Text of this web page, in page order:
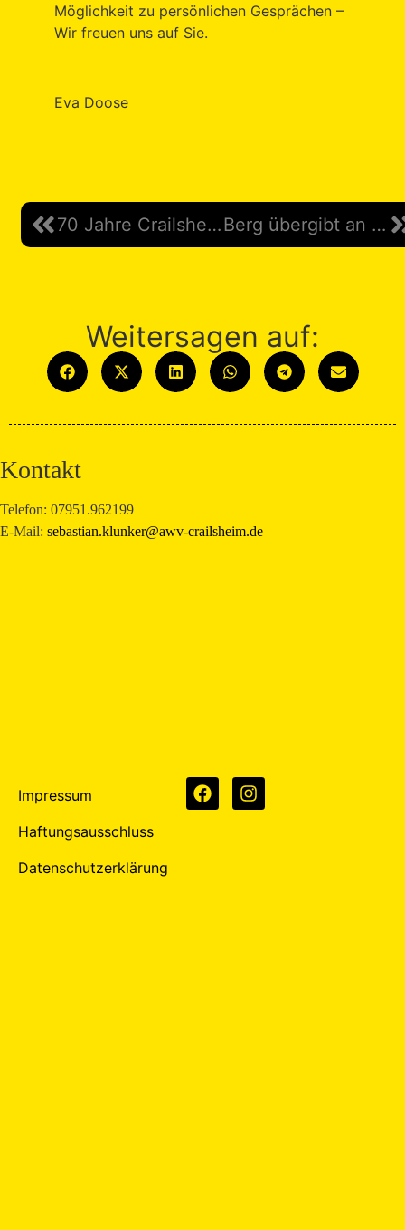
Möglichkeit zu persönlichen Gesprächen –
Wir freuen uns auf Sie.
Eva Doose
70 Jahre Crailsheimer Gemeinderat – 70 Jahre AWV Berg übergibt an Klunker
Weitersagen auf:
Kontakt
Telefon: 07951.962199
E-Mail: sebastian.klunker@awv-crailsheim.de
Impressum
Haftungsausschluss
Datenschutzerklärung